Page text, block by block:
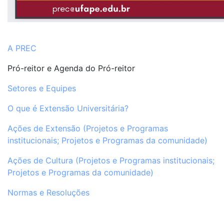
A PREC
Pró-reitor e Agenda do Pró-reitor
Setores e Equipes
O que é Extensão Universitária?
Ações de Extensão (Projetos e Programas
institucionais; Projetos e Programas da comunidade)
Ações de Cultura (Projetos e Programas institucionais;
Projetos e Programas da comunidade)
Normas e Resoluções